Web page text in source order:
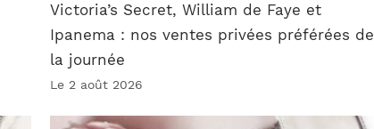
Victoria’s Secret, William de Faye et
Ipanema : nos ventes privées préférées de
la journée
Le 2 août 2026